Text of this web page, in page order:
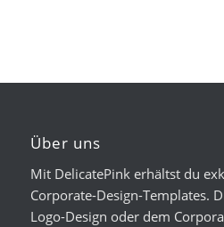
Über uns
Mit DelicatePink erhältst du
Corporate-Design-Templates.
Logo-Design oder dem